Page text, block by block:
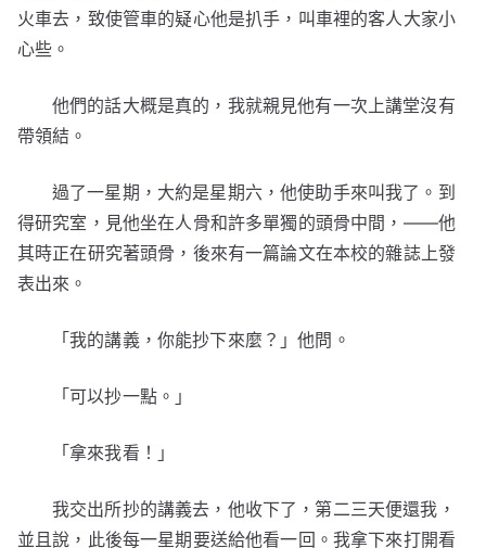
火車去，致使管車的疑心他是扒手，叫車裡的客人大家小
心些。
他們的話大概是真的，我就親見他有一次上講堂沒有
帶領結。
過了一星期，大約是星期六，他使助手來叫我了。到
得研究室，見他坐在人骨和許多單獨的頭骨中間，——他
其時正在研究著頭骨，後來有一篇論文在本校的雜誌上發
表出來。
「我的講義，你能抄下來麼？」他問。
「可以抄一點。」
「拿來我看！」
我交出所抄的講義去，他收下了，第二三天便還我，
並且說，此後每一星期要送給他看一回。我拿下來打開看